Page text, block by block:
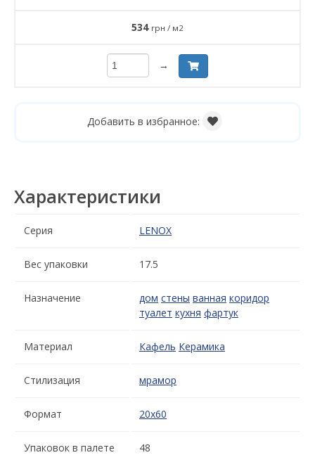
534 грн / м2
→
Добавить в избранное:
Характеристики
Серия LENOX
Вес упаковки 17.5
Назначение дом стены ванная коридор
туалет кухня фартук
Материал Кафель Керамика
Стилизация мрамор
Формат 20x60
Упаковок в палете 48